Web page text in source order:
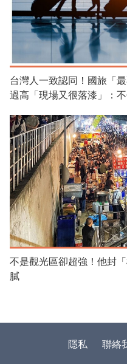
台灣人一致認同！國旅「
過高「現場又很落漆」：
不是觀光區卻超強！他封
膩
隱私 聯絡